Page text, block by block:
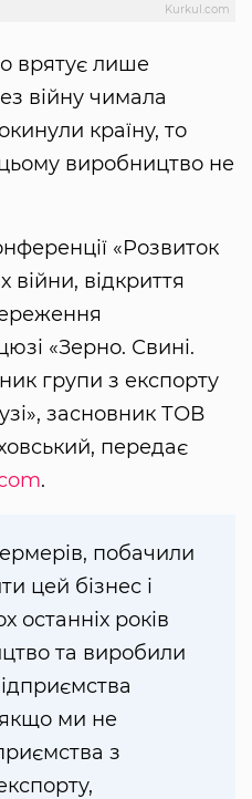
Kurkul.com
врятує лише
війну чимала
країну, то
виробництво не
«Розвиток
війни, відкриття
«Зерно. Свині.
групи з експорту
засновник ТОВ
передає
.
побачили
цей бізнес і
останніх років
та виробили
ми не
з